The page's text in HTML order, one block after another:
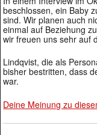
beschlossen, ein Baby
sind. Wir planen auch
einmal auf Beziehung
wir freuen uns sehr auf
Lindqvist, die als
bisher bestritten, dass
war.
Deine Meinung zu